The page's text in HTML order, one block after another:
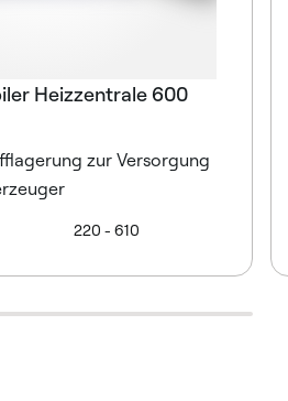
Heizzentrale 600
zur Versorgung
220 - 610